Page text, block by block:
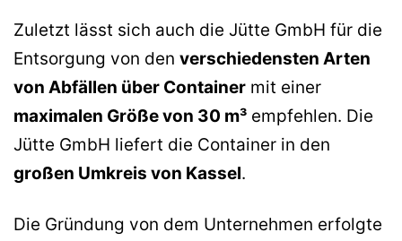
Zuletzt lässt sich auch die Jütte GmbH für die
Entsorgung von den verschiedensten Arten
von Abfällen über Container mit einer
maximalen Größe von 30 m³ empfehlen. Die
Jütte GmbH liefert die Container in den
großen Umkreis von Kassel.
Die Gründung von dem Unternehmen erfolgte